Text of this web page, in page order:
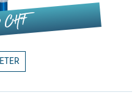
CHF